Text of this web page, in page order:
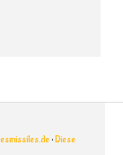
•Diese